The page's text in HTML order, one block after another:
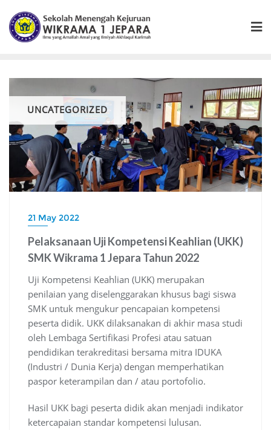
content
UNCATEGORIZED
21 May 2022
Pelaksanaan Uji Kompetensi Keahlian (UKK)
SMK Wikrama 1 Jepara Tahun 2022
Uji Kompetensi Keahlian (UKK) merupakan
penilaian yang diselenggarakan khusus bagi siswa
SMK untuk mengukur pencapaian kompetensi
peserta didik. UKK dilaksanakan di akhir masa studi
oleh Lembaga Sertifikasi Profesi atau satuan
pendidikan terakreditasi bersama mitra IDUKA
(Industri / Dunia Kerja) dengan memperhatikan
paspor keterampilan dan / atau portofolio.
Hasil UKK bagi peserta didik akan menjadi indikator
ketercapaian standar kompetensi lulusan.